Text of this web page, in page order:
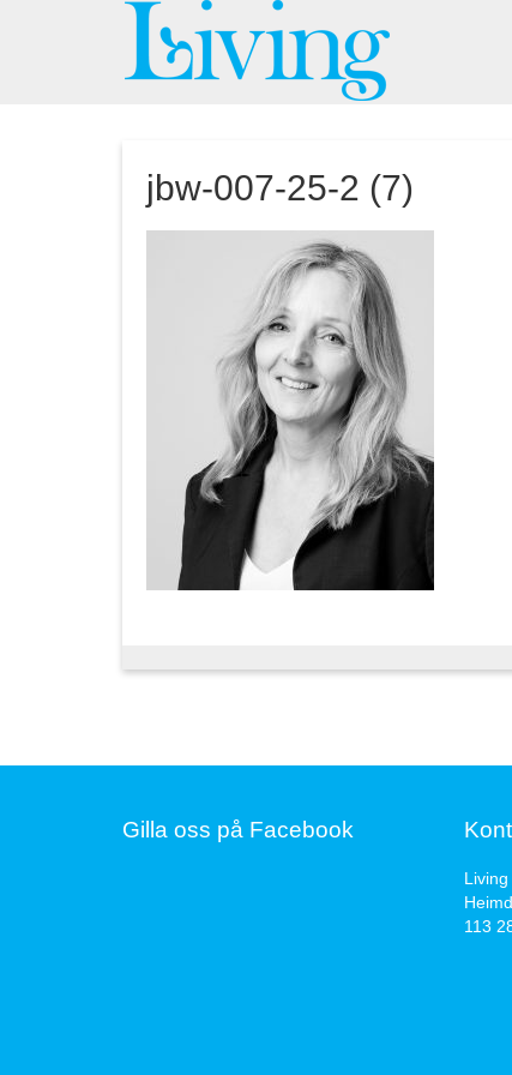
jbw-007-25-2 (7)
Gilla oss på Facebook
113